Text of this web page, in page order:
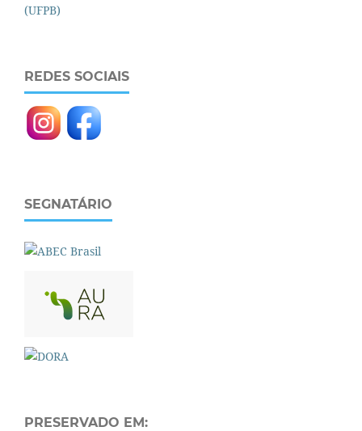
REDES SOCIAIS
SEGNATÁRIO
PRESERVADO EM: